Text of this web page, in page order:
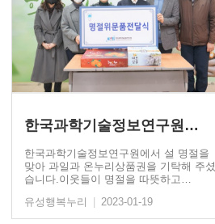
한국과학기술정보연구원…
한국과학기술정보연구원에서 설 명절을
맞아 과일과 온누리상품권을 기탁해 주셨
습니다.이웃들이 명절을 따뜻하고…
유성행복누리
2023-01-19